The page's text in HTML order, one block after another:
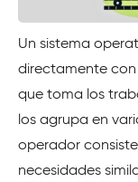
Un sistema
directamente con
que toma los
los agrupa en
operador
necesidades